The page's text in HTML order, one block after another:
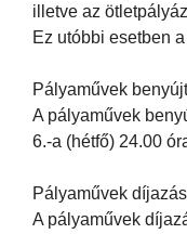
illetve az
Ez utóbbi esetben
Pályaművek
A pályaművek
6.-a (hétfő) 24.00
Pályaművek
A pályaművek